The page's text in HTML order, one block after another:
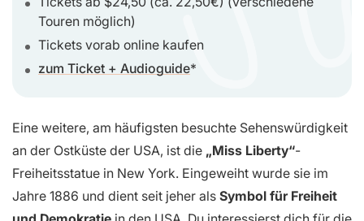
Touren möglich)
Tickets vorab online kaufen
zum Ticket + Audioguide
Eine weitere, am häufigsten besuchte Sehenswürdigkeit
an der Ostküste der USA, ist die „Miss Liberty“-
Freiheitsstatue in New York. Eingeweiht wurde sie im
Jahre 1886 und dient seit jeher als Symbol für Freiheit